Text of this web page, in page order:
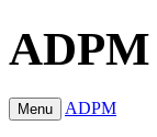
ADPM
Menu ADPM